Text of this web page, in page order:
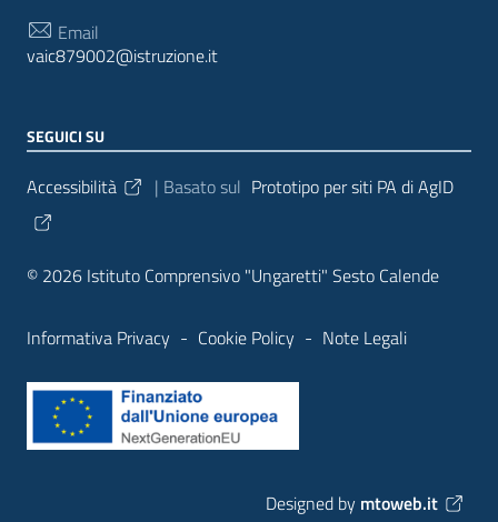
Email
vaic879002@istruzione.it
SEGUICI SU
Sezione Link Utili
Accessibilità | Basato sul Prototipo per siti PA di AgID
© 2026 Istituto Comprensivo "Ungaretti" Sesto Calende
Informativa Privacy - Cookie Policy - Note Legali
Designed by mtoweb.it